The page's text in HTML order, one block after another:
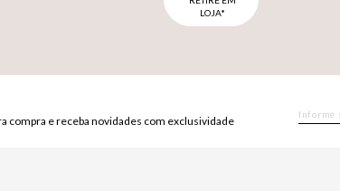
LOJA*
compra e receba novidades com exclusividade